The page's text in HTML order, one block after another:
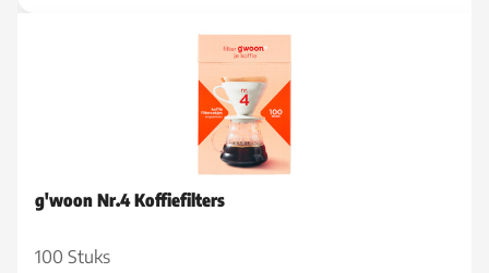
g'woon Nr.4 Koffiefilters
100 Stuks